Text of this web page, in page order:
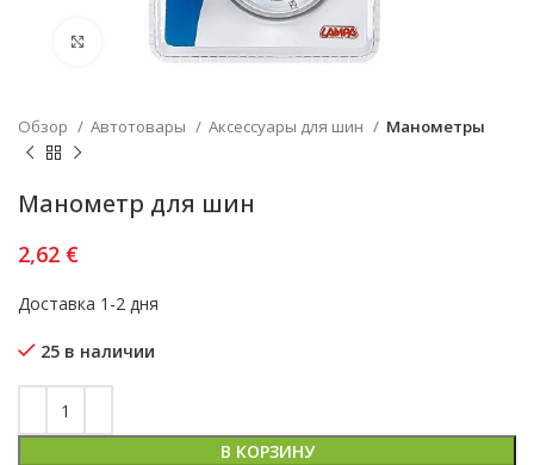
Увеличить
Обзор Автотовары Аксессуары для шин Манометры
Манометр для шин
2,62 €
Доставка 1-2 дня
25 в наличии
В КОРЗИНУ